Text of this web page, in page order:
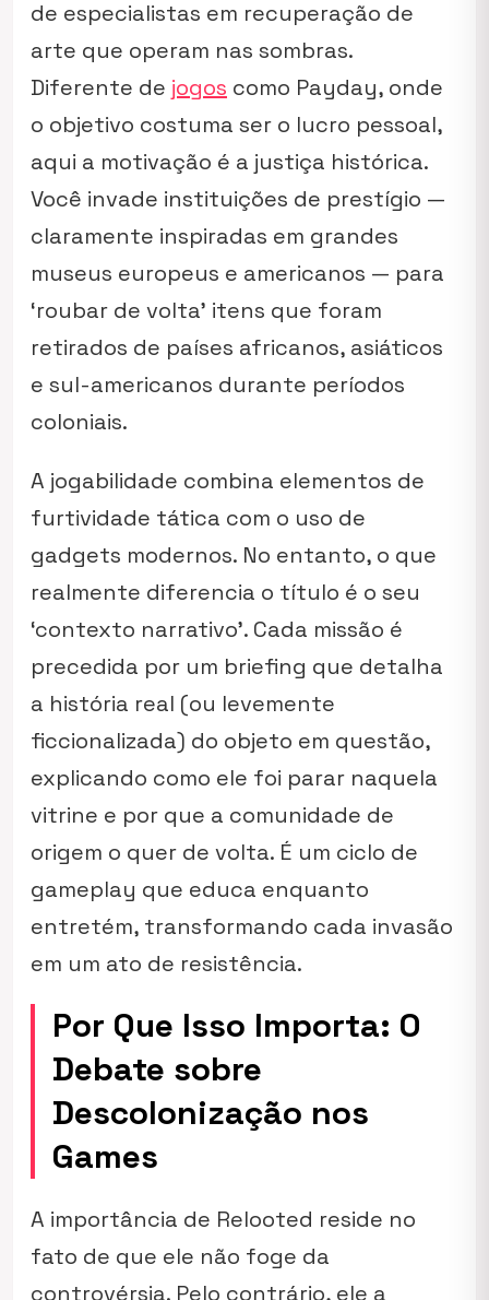
de especialistas em recuperação de
arte que operam nas sombras.
Diferente de jogos como Payday, onde
o objetivo costuma ser o lucro pessoal,
aqui a motivação é a justiça histórica.
Você invade instituições de prestígio —
claramente inspiradas em grandes
museus europeus e americanos — para
‘roubar de volta’ itens que foram
retirados de países africanos, asiáticos
e sul-americanos durante períodos
coloniais.
A jogabilidade combina elementos de
furtividade tática com o uso de
gadgets modernos. No entanto, o que
realmente diferencia o título é o seu
‘contexto narrativo’. Cada missão é
precedida por um briefing que detalha
a história real (ou levemente
ficcionalizada) do objeto em questão,
explicando como ele foi parar naquela
vitrine e por que a comunidade de
origem o quer de volta. É um ciclo de
gameplay que educa enquanto
entretém, transformando cada invasão
em um ato de resistência.
Por Que Isso Importa: O
Debate sobre
Descolonização nos
Games
A importância de Relooted reside no
fato de que ele não foge da
controvérsia. Pelo contrário, ele a